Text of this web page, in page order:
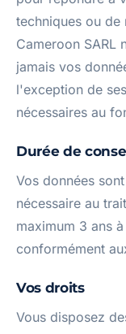
techniques ou de
Cameroon SARL
jamais vos
l'exception de
nécessaires au
Durée de
Vos données
nécessaire au
maximum 3 ans
conformément
Vos droits
Vous disposez